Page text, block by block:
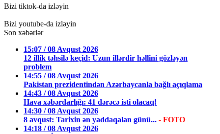
Bizi tiktok-da izləyin
Bizi youtube-da izləyin
Son xəbərlər
15:07 / 08 Avqust 2026
12 illik təhsilə keçid: Uzun illərdir həllini gözləyən
problem
14:55 / 08 Avqust 2026
Pakistan prezidentindən Azərbaycanla bağlı açıqlama
14:43 / 08 Avqust 2026
Hava xəbərdarlığı: 41 dərəcə isti olacaq!
14:30 / 08 Avqust 2026
8 avqust: Tarixin ən yaddaqalan günü... - FOTO
14:18 / 08 Avqust 2026